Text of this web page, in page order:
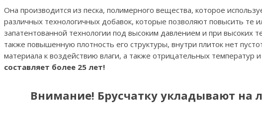
Она производится из песка, полимерного вещества, которое
различных технологичных добавок, которые позволяют повысить те
запатентованной технологии под высоким давлением и при высоких
также повышенную плотность его структуры, внутри плиток нет
материала к воздействию влаги, а также отрицательных температур
составляет более 25 лет!
Внимание! Брусчатку укладывают на